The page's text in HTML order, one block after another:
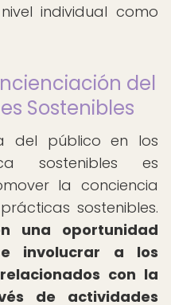
individual como
del
Sostenibles
del público en los
sostenibles es
la conciencia
sostenibles.
una oportunidad
involucrar a los
con la
de actividades